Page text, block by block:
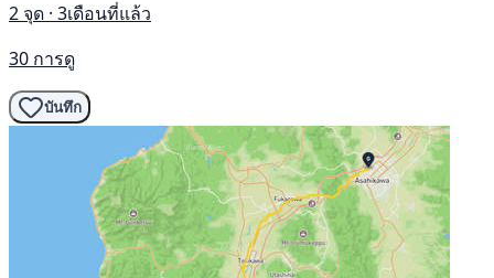
2 จุด · 3เดือนที่แล้ว
30 การดู
บันทึก